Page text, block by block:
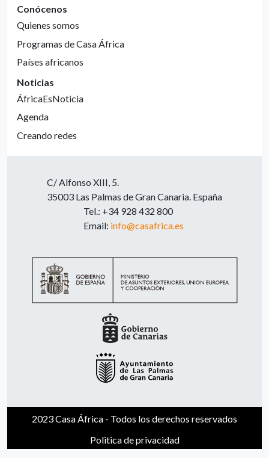
Conócenos
Quienes somos
Programas de Casa África
Países africanos
Noticias
ÁfricaEsNoticia
Agenda
Creando redes
C/ Alfonso XIII, 5.
35003 Las Palmas de Gran Canaria. España
Tel.: +34 928 432 800
Email: info@casafrica.es
2023 Casa África - Todos los derechos reservados
Politica de privacidad